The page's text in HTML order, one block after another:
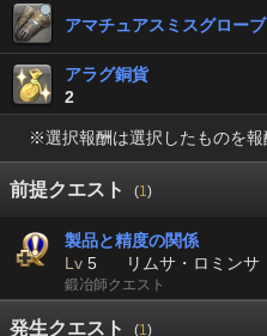
アマチュアスミスグローブ
アラグ銅貨
2
※選択報酬は選択したものを報
前提クエスト (1)
製品と精度の関係
Lv 5 リムサ・ロミンサ
鍛冶師クエスト
発生クエスト (1)